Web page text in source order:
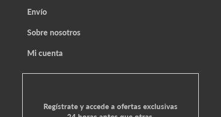
Envío
Sobre nosotros
Mi cuenta
Regístrate y accede a ofertas exclusivas